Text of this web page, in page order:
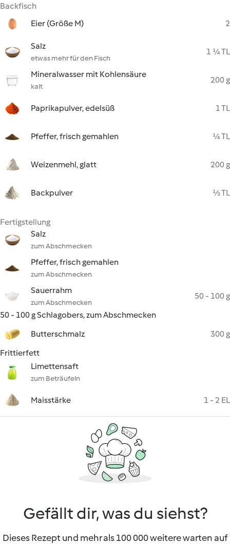
Backfisch
Eier (Größe M)
2
Salz
etwas mehr für den Fisch
1 ¼ TL
Mineralwasser mit Kohlensäure
kalt
200 g
Paprikapulver, edelsüß 1 TL
Pfeffer, frisch gemahlen ¼ TL
Weizenmehl, glatt 200 g
Backpulver ½ TL
Fertigstellung
Salz
zum Abschmecken
Pfeffer, frisch gemahlen
zum Abschmecken
Sauerrahm
zum Abschmecken
50 - 100 g
50 - 100 g Schlagobers, zum Abschmecken
Butterschmalz
300 g
Frittierfett
Limettensaft
zum Beträufeln
Maisstärke 1 - 2 EL
Gefällt dir, was du siehst?
Dieses Rezept und mehr als 100 000 weitere warten auf